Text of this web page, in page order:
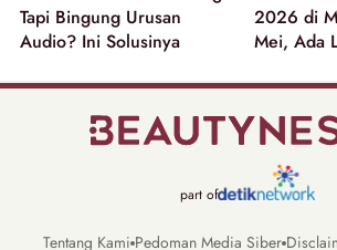
Tapi Bingung Urusan
Audio? Ini Solusinya
2026 di
Mei, Ada
part of
Tentang Kami Pedoman Media Siber